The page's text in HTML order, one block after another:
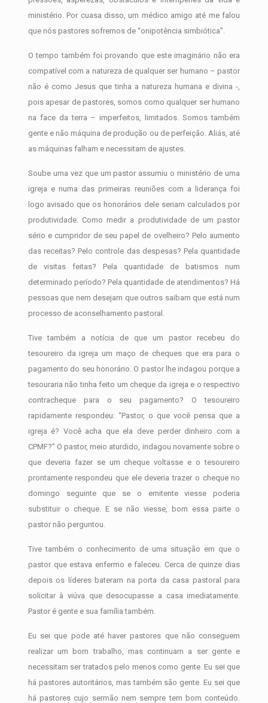
ministério. Por cuasa disso, um médico amigo até me falou
que nós pastores sofremos de “onipotência simbiótica”.
O tempo também foi provando que este imaginário não era
compatível com a natureza de qualquer ser humano – pastor
não é como Jesus que tinha a natureza humana e divina -,
pois apesar de pastores, somos como qualquer ser humano
na face da terra – imperfeitos, limitados. Somos também
gente e não máquina de produção ou de perfeição. Aliás, até
as máquinas falham e necessitam de ajustes.
Soube uma vez que um pastor assumiu o ministério de uma
igreja e numa das primeiras reuniões com a liderança foi
logo avisado que os honorários dele seriam calculados por
produtividade. Como medir a produtividade de um pastor
sério e cumpridor de seu papel de ovelheiro? Pelo aumento
das receitas? Pelo controle das despesas? Pela quantidade
de visitas feitas? Pela quantidade de batismos num
determinado período? Pela quantidade de atendimentos? Há
pessoas que nem desejam que outros saibam que está num
processo de aconselhamento pastoral.
Tive também a notícia de que um pastor recebeu do
tesoureiro da igreja um maço de cheques que era para o
pagamento do seu honorário. O pastor lhe indagou porque a
tesouraria não tinha feito um cheque da igreja e o respectivo
contracheque para o seu pagamento? O tesoureiro
rapidamente respondeu: “Pastor, o que você pensa que a
igreja é? Você acha que ela deve perder dinheiro com a
CPMF?” O pastor, meio aturdido, indagou novamente sobre o
que deveria fazer se um cheque voltasse e o tesoureiro
prontamente respondeu que ele deveria trazer o cheque no
domingo seguinte que se o emitente viesse poderia
substituir o cheque. E se não viesse, bom essa parte o
pastor não perguntou.
Tive também o conhecimento de uma situação em que o
pastor que estava enfermo e faleceu. Cerca de quinze dias
depois os líderes bateram na porta da casa pastoral para
solicitar à viúva que desocupasse a casa imediatamente.
Pastor é gente e sua família também.
Eu sei que pode até haver pastores que não conseguem
realizar um bom trabalho, mas continuam a ser gente e
necessitam ser tratados pelo menos como gente. Eu sei que
há pastores autoritários, mas também são gente. Eu sei que
há pastores cujo sermão nem sempre tem bom conteúdo.